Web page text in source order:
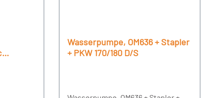
Wasserpumpe, OM636 + Stapler
+ PKW 170/180 D/S